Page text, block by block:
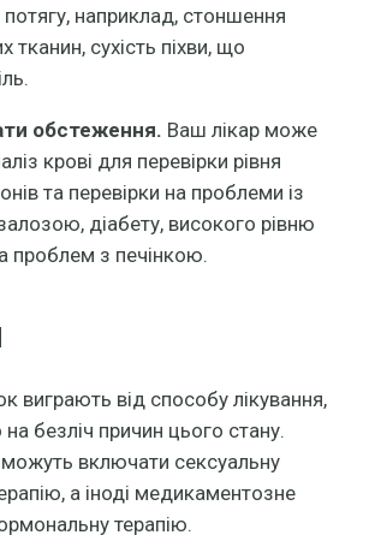
наприклад, стоншення
тканин, сухість піхви, що
обстеження. Ваш лікар може
крові для перевірки рівня
та перевірки на проблеми із
діабету, високого рівню
проблем з печінкою.
виграють від способу лікування,
безліч причин цього стану.
включати сексуальну
а іноді медикаментозне
терапію.